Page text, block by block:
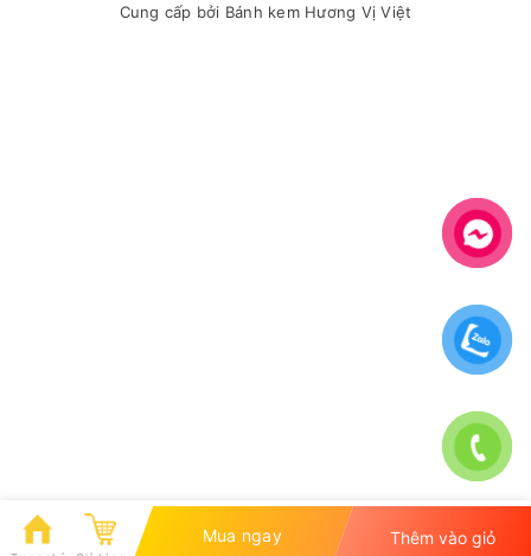
Mua ngay Thêm vào giỏ
Cung cấp bởi Bánh kem Hương Vị Việt